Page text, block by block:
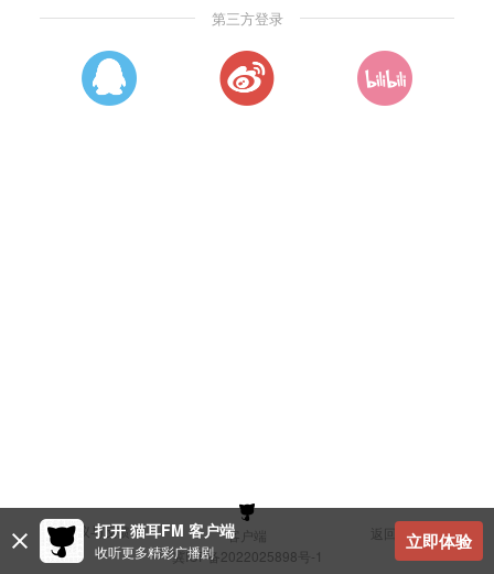
第三方登录
建议与反馈 客户端
返回顶部
冀ICP备2022025898号-1
打开 猫耳FM 客户端
收听更多精彩广播剧 立即体验